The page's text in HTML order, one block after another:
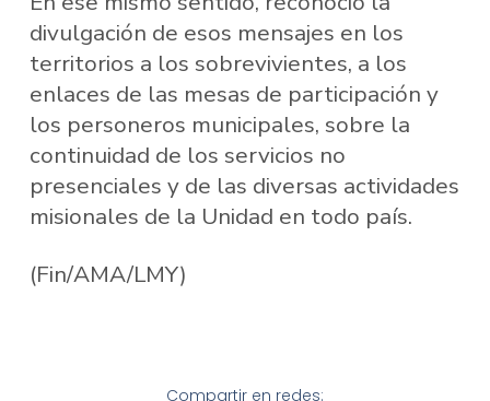
divulgación de esos mensajes en los
territorios a los sobrevivientes, a los
enlaces de las mesas de participación y
los personeros municipales, sobre la
continuidad de los servicios no
presenciales y de las diversas actividades
misionales de la Unidad en todo país.
(Fin/AMA/LMY)
Compartir en redes: